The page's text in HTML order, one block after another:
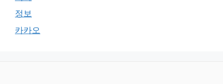
정보
카카오